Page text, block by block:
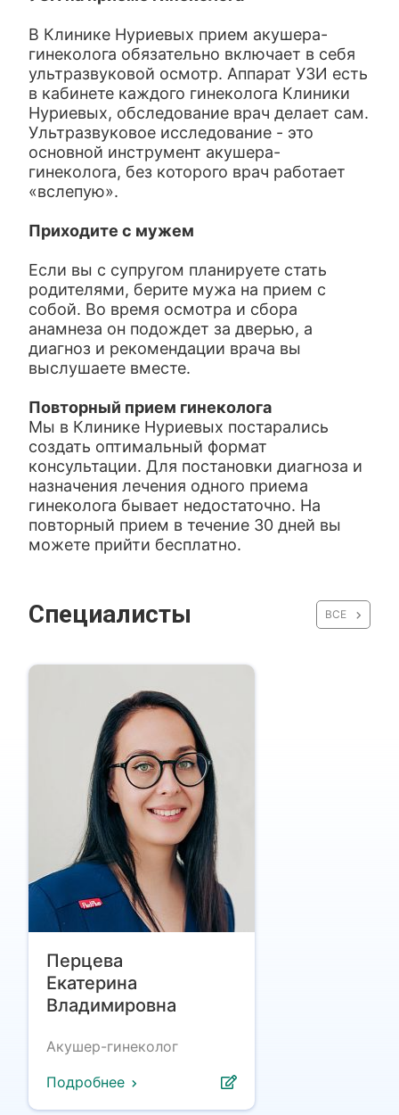
В Клинике Нуриевых прием акушера-
гинеколога обязательно включает в себя
ультразвуковой осмотр. Аппарат УЗИ есть
в кабинете каждого гинеколога Клиники
Нуриевых, обследование врач делает сам.
Ультразвуковое исследование - это
основной инструмент акушера-
гинеколога, без которого врач работает
«вслепую».
Приходите с мужем
Если вы с супругом планируете стать
родителями, берите мужа на прием с
собой. Во время осмотра и сбора
анамнеза он подождет за дверью, а
диагноз и рекомендации врача вы
выслушаете вместе.
Повторный прием гинеколога
Мы в Клинике Нуриевых постарались
создать оптимальный формат
консультации. Для постановки диагноза и
назначения лечения одного приема
гинеколога бывает недостаточно. На
повторный прием в течение 30 дней вы
можете прийти бесплатно.
Специалисты ВСЕ
Перцева
Екатерина
Владимировна
Акушер-гинеколог
Подробнее